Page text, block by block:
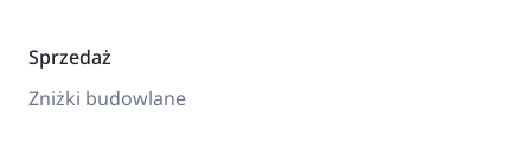
Sprzedaż
Zniżki budowlane